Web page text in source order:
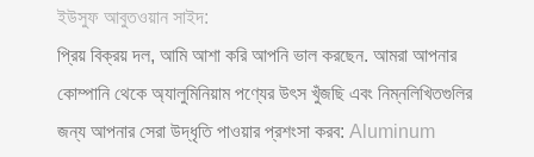
ইউসুফ আবুতওয়ান সাইদ:
প্রিয় বিক্রয় দল, আমি আশা করি আপনি ভাল করছেন. আমরা আপনার
কোম্পানি থেকে অ্যালুমিনিয়াম পণ্যের উৎস খুঁজছি এবং নিম্নলিখিতগুলির
জন্য আপনার সেরা উদ্ধৃতি পাওয়ার প্রশংসা করব: Aluminum